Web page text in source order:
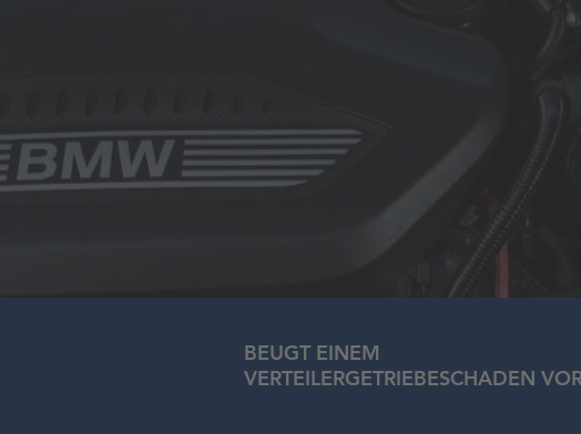
ÖLWECHSEL
BEUGT EINEM
VERTEILERGETRIEBESCHADEN